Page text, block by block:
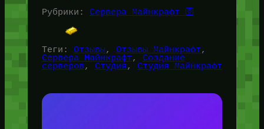
Рубрики: Сервера Майнкрафт 🛜
Теги: Отзывы, Отзывы Майнкрафт
Сервера Майнкрафт, Создание
серверов, Студия, Студия Майнкрафт